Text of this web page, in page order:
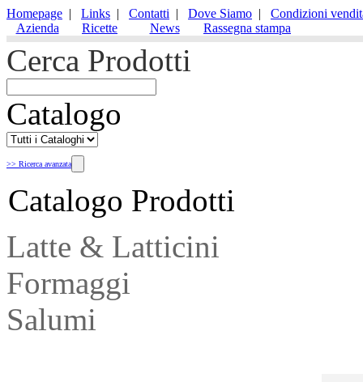
Homepage | Links | Contatti | Dove Siamo | Condizioni
Azienda
Ricette News Rassegna stampa
Cerca Prodotti
Catalogo
>> Ricerca avanzata
Catalogo Prodotti
Latte & Latticini
Formaggi
Salumi